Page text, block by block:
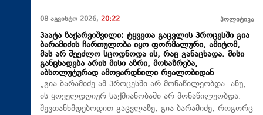
08 აგვისტო 2026, 20:22 პოლიტიკა
პაატა ზაქარეიშვილი: ტყვეთა გაცვლის პროცესში გია
ბარამიძის ჩართულობა იყო ფორმალური, ამიტომ,
მას არ შეეძლო სცოდნოდა ის, რაც განაცხადა. მისი
განცხადება არის მისი აზრი, მოსაზრება,
აბსოლუტურად ამოვარდნილი რეალობიდან
„გია ბარამიძე ამ პროცესში არ მონაწილეობდა. ანუ,
ის ყოველდღიურ საქმიანობაში არ მონაწილეობდა.
შევთანხმდებოდით გაცვლაზე, გია ბარამიძე, როგორც